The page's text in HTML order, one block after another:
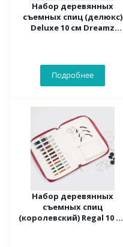
Набор деревянных
съемных спиц (делюкс)
Deluxe 10 см Dreamz
Подробнее
Набор деревянных
съемных спиц
(королевский) Regal 10 см